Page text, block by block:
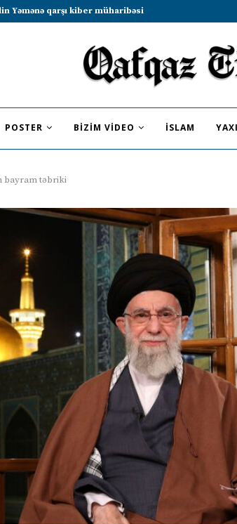
sammitində iştirak etməyə dəvət...
POSTER BIZIM VIDEO İSLAM
bayram təbriki